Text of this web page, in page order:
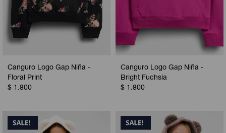
Canguro Logo Gap Niña -
Floral Print
$ 1.800
Canguro Logo Gap Niña -
Bright Fuchsia
$ 1.800